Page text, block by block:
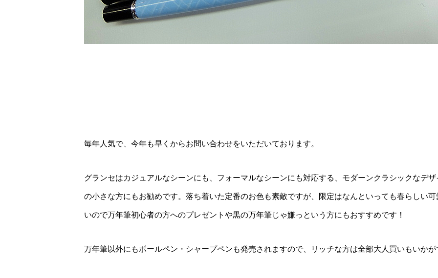
毎年人気で、今年も早くからお問い合わせをいただいております。
グランセはカジュアルなシーンにも、フォーマルなシーンにも対応する、モダーンクラシックなデ
の小さな方にもお勧めです。落ち着いた定番のお色も素敵ですが、限定はなんといっても春らしい
いので万年筆初心者の方へのプレゼントや黒の万年筆じゃ嫌っという方にもおすすめです！
万年筆以外にもボールペン・シャープペンも発売されますので、リッチな方は全部大人買いもいかが